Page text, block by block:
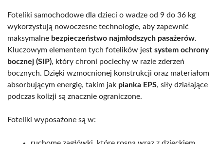
Foteliki samochodowe dla dzieci o wadze od 9 do 36 kg
wykorzystują nowoczesne technologie, aby zapewnić
maksymalne bezpieczeństwo najmłodszych pasażerów.
Kluczowym elementem tych fotelików jest system ochrony
bocznej (SIP), który chroni pociechy w razie zderzeń
bocznych. Dzięki wzmocnionej konstrukcji oraz materiałom
absorbującym energię, takim jak pianka EPS, siły działające
podczas kolizji są znacznie ograniczone.
Foteliki wyposażone są w: